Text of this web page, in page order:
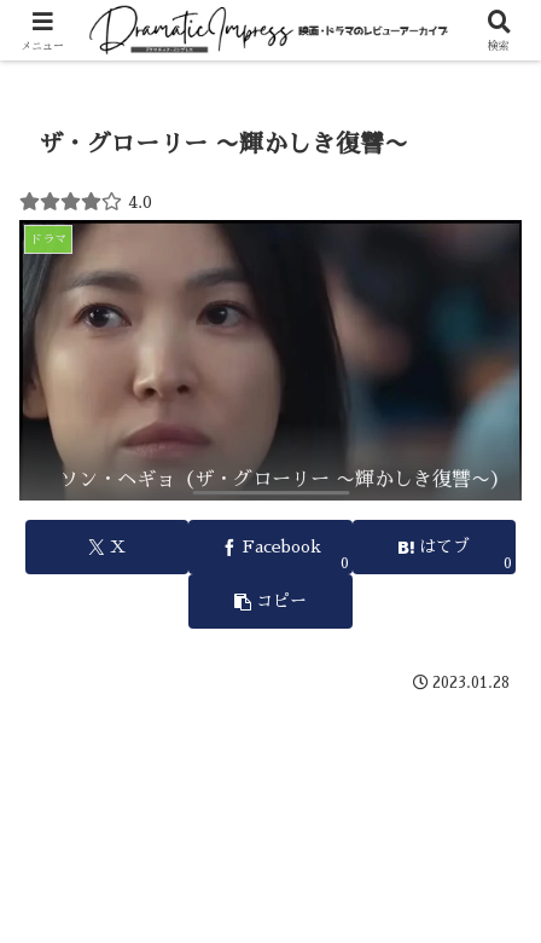
ドラマ
ザ・グローリー 〜輝かしき復讐〜
4.0
ドラマ
ソン・ヘギョ（ザ・グローリー 〜輝かしき復讐〜）
X Facebook
0
はてブ
0
コピー
2023.01.28
メニュー 検索